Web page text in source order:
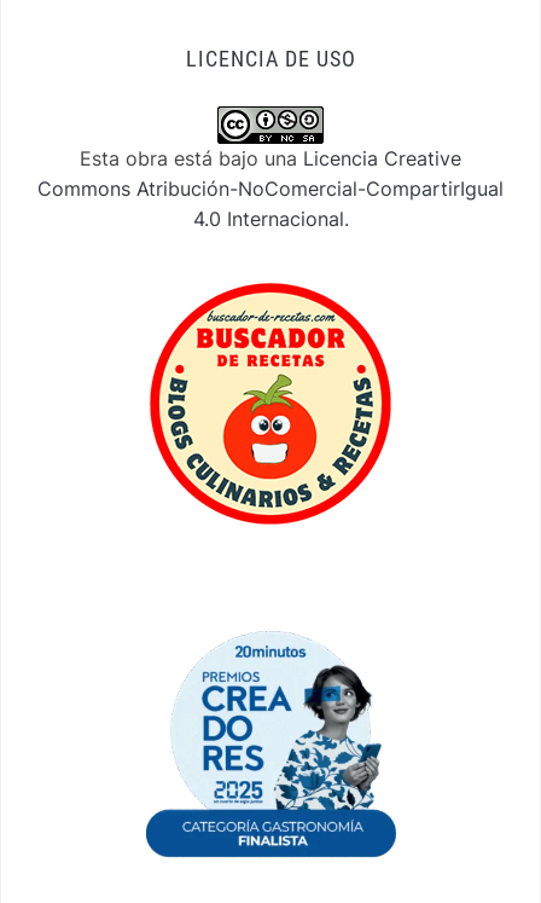
LICENCIA DE USO
Esta obra está bajo una Licencia Creative
Commons Atribución-NoComercial-CompartirIgual
4.0 Internacional.